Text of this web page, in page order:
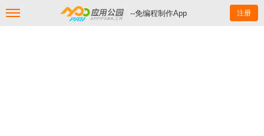
--免编程制作App 注册